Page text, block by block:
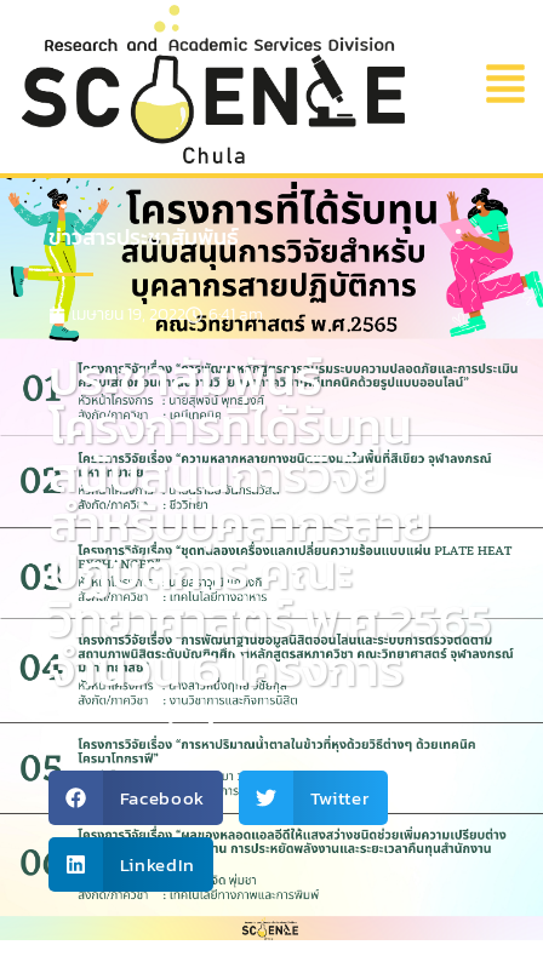
ข่าวสารประชาสัมพันธ์
เมษายน 19, 2022 6:41 am
ประชาสัมพันธ์
โครงการที่ได้รับทุน
สนับสนุนการวิจัย
สำหรับบุคลากรสาย
ปฏิบัติการ คณะ
วิทยาศาสตร์ พ.ศ.2565
จำนวน 6 โครงการ
กิจกรรมภายใน,ทั่วไป
Facebook Twitter
LinkedIn